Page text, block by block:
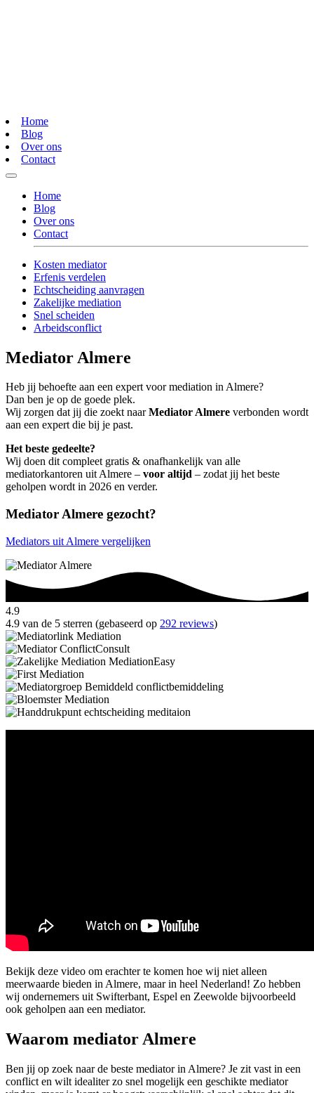
Home
Blog
Over ons
Contact
Home
Blog
Over ons
Contact
Kosten mediator
Erfenis verdelen
Echtscheiding aanvragen
Zakelijke mediation
Snel scheiden
Arbeidsconflict
Mediator Almere
Heb jij behoefte aan een expert voor mediation in Almere?
Dan ben je op de goede plek.
Wij zorgen dat jij die zoekt naarMediator Almere verbonden wordt
aan een expert die bij je past.
Het beste gedeelte?
Wij doen dit compleet gratis & onafhankelijk van alle
mediatorkantoren uit Almere – voor altijd – zodat jij het beste
geholpen wordt in 2026 en verder.
Mediator Almere gezocht?
Mediators uit Almere vergelijken
4.9
4.9 van de 5 sterren (gebaseerd op 292 reviews)
Bekijk deze video om erachter te komen hoe wij niet alleen
meerwaarde bieden in Almere, maar in heel Nederland! Zo hebben
wij ondernemers uit Swifterbant, Espel en Zeewolde bijvoorbeeld
ook geholpen aan een mediator.
Waarom mediator Almere
Ben jij op zoek naar de beste mediator in Almere? Je zit vast in een
conflict en wilt idealiter zo snel mogelijk een geschikte mediator